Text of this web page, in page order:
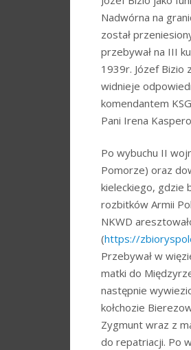
Nadwórna na
został
przebywał na III
1939r. Józef Bizio
widnieje
komendantem
Pani Irena
Po wybuchu II
Pomorze) oraz
kieleckiego, gdzie
rozbitków Armii
NKWD
(https://
Przebywał w
matki do
następnie
kołchozie
Zygmunt wraz z
do repatriacji. Po